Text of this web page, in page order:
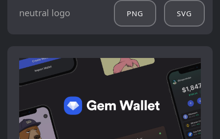
neutral logo PNG SVG